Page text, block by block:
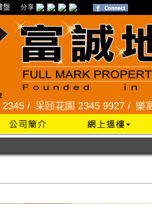
盤 分享
采頣花園 2345 9927 /樂富